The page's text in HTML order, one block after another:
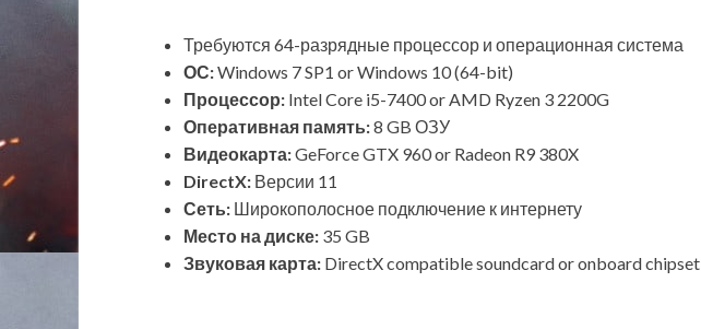
Требуются 64-разрядные процессор и операционная система
ОС:Windows 7 SP1 or Windows 10 (64-bit)
Процессор: Intel Core i5-7400 or AMD Ryzen 3 2200G
Оперативная память:8 GB ОЗУ
Видеокарта:GeForce GTX 960 or Radeon R9 380X
DirectX: Версии 11
Сеть: Широкополосное подключение к интернету
Место на диске: 35 GB
Звуковая карта: DirectX compatible soundcard or onboard chipset